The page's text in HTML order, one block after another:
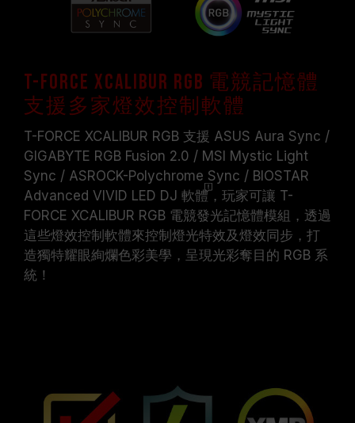
T-FORCE XCALIBUR RGB 電競記憶體
支援多家燈效控制軟體
T-FORCE XCALIBUR RGB 支援 ASUS Aura Sync /
GIGABYTE RGB Fusion 2.0 / MSI Mystic Light
Sync / ASROCK-Polychrome Sync / BIOSTAR
Advanced VIVID LED DJ 軟體，玩家可讓 T-
FORCE XCALIBUR RGB 電競發光記憶體模組，透過
這些燈效控制軟體來控制燈光特效及燈效同步，打
造獨特耀眼絢爛色彩美學，呈現光彩奪目的 RGB 系
統！